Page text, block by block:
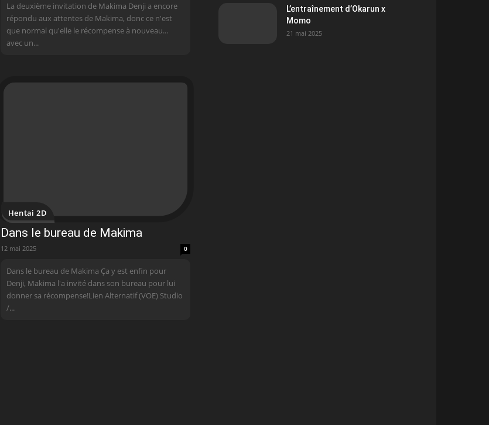
La deuxième invitation de Makima Denji a encore
répondu aux attentes de Makima, donc ce n'est
que normal qu'elle le récompense à nouveau...
avec un...
Hentai 2D
Dans le bureau de Makima
12 mai 2025 0
Dans le bureau de Makima Ça y est enfin pour
Denji, Makima l'a invité dans son bureau pour lui
donner sa récompense!Lien Alternatif (VOE) Studio
/...
L’entraînement d’Okarun x
Momo
21 mai 2025